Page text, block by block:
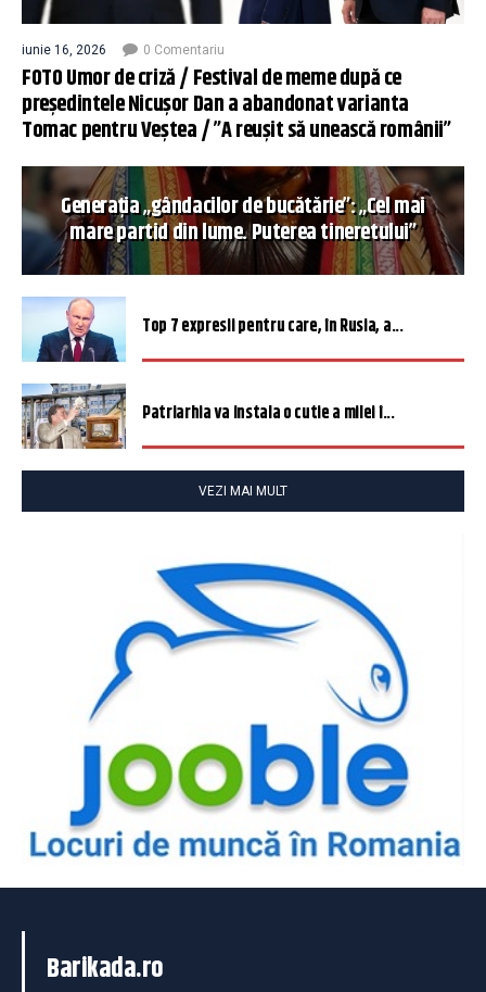
iunie 16, 2026 0 Comentariu
FOTO Umor de criză / Festival de meme după ce
președintele Nicușor Dan a abandonat varianta
Tomac pentru Veștea / ”A reușit să unească românii”
Generația „gândacilor de bucătărie”: „Cel mai
mare partid din lume. Puterea tineretului”
Top 7 expresii pentru care, în Rusia, a...
Patriarhia va instala o cutie a milei î...
VEZI MAI MULT
Barikada.ro